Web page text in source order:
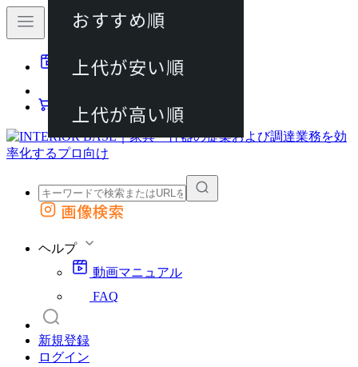
動画マニュアル
カート
外部サイトの商品をカートに追加
画像検索
ヘルプ
動画マニュアル
FAQ
新規登録
ログイン
おすすめ順
上代が安い順
上代が高い順